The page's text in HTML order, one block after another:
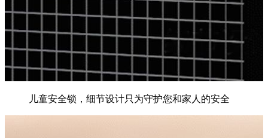
儿童安全锁，细节设计只为守护您和家人的安全